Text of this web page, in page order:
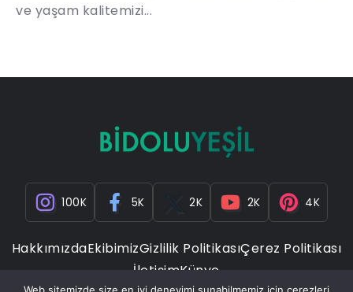
ve yaşam kalitemizi...
100K 5K 2K 2K 4K
HakkımızdaEkibimizGizlilik PolitikasıÇerez Politikası
İletişimKünye